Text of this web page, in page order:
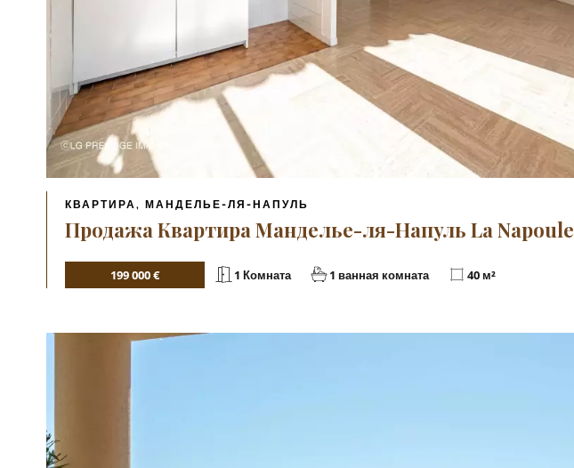
КВАРТИРА, МАНДЕЛЬЕ-ЛЯ-НАПУЛЬ
Продажа Квартира Манделье-ля-Напуль La Napoule
199 000 € 1 Комната 1 ванная комната 40 м²